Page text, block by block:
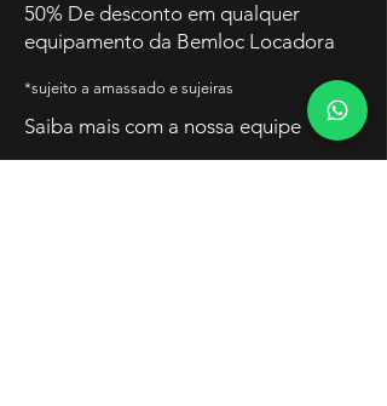
50% De desconto em qualquer
equipamento da Bemloc Locadora
*sujeito a amassado e sujeiras
Saiba mais com a nossa equipe